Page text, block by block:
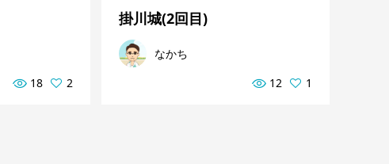
18
2
掛川城(2回目)
なかち
12
1